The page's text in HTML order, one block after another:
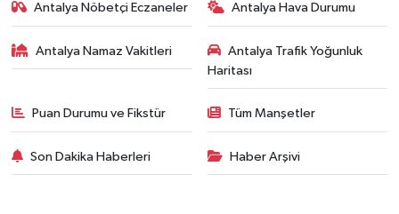
Antalya Nöbetçi Eczaneler Antalya Hava Durumu
Antalya Namaz Vakitleri
Antalya Trafik Yoğunluk
Haritası
Puan Durumu ve Fikstür Tüm Manşetler
Son Dakika Haberleri Haber Arşivi